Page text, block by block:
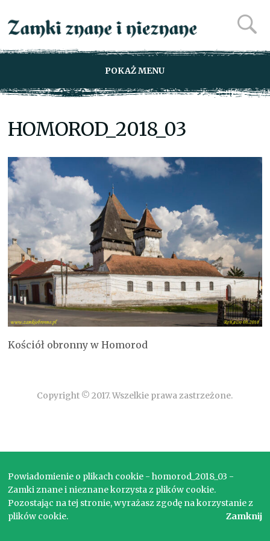
POKAŻ MENU
HOMOROD_2018_03
Kościół obronny w Homorod
Copyright © 2017. Wszelkie prawa zastrzeżone.
Powiadomienie o plikach cookie - homorod_2018_03 -
Zamki znane i nieznane korzysta z plików cookie.
Pozostając na tej stronie, wyrażasz zgodę na korzystanie z
plików cookie.
Zamknij